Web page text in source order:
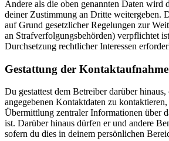
Andere als die oben genannten Daten wird
deiner Zustimmung an Dritte weitergeben.
auf Grund gesetzlicher Regelungen zur
an Strafverfolgungsbehörden) verpflichtet
Durchsetzung rechtlicher Interessen
Gestattung der Kontaktaufnahme
Du gestattest dem Betreiber darüber
angegebenen Kontaktdaten zu
Übermittlung zentraler Informationen über
ist. Darüber hinaus dürfen er und andere
sofern du dies in deinem persönlichen